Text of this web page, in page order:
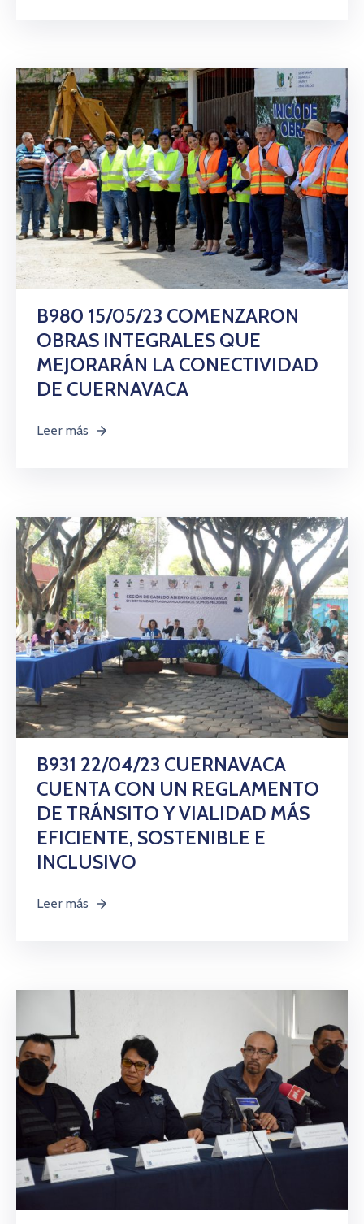
B980 15/05/23 COMENZARON
OBRAS INTEGRALES QUE
MEJORARÁN LA CONECTIVIDAD
DE CUERNAVACA
Leer más
B931 22/04/23 CUERNAVACA
CUENTA CON UN REGLAMENTO
DE TRÁNSITO Y VIALIDAD MÁS
EFICIENTE, SOSTENIBLE E
INCLUSIVO
Leer más